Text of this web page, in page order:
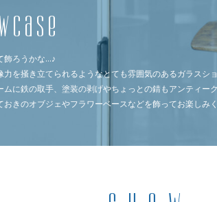
飾ろうかな…♪
力を掻き立てられるようなとても雰囲気のあるガラスショ
ムに鉄の取手、塗装の剥げやちょっとの錆もアンティー
おきのオブジェやフラワーベースなどを飾ってお楽しみく